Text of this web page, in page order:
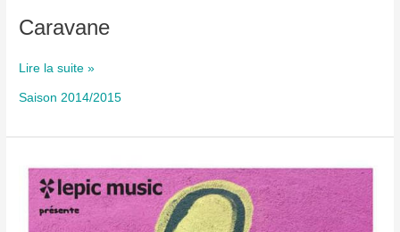
Caravane
Caravane
Lire la suite »
Saison 2014/2015